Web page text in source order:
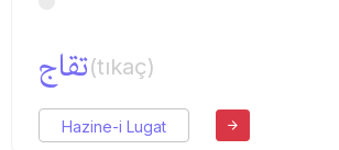
تقاج(tıkaç)
Hazine-i Lugat